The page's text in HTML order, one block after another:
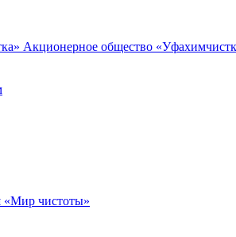
Акционерное общество
«Мир чистоты»